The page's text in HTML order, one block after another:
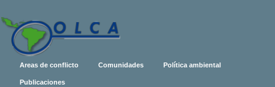
Areas de conflicto Comunidades Política ambiental
Publicaciones